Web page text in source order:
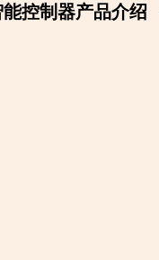
控制器产品介绍